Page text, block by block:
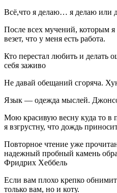
Всё,что я делаю… я делаю или
После всех мучений, которым
везет, что у меня есть работа.
Кто перестал любить и делать
себя заживо
Не давай обещаний сгоряча.
Язык — одежда мыслей.
Мою красивую весну куда то в
я взгрустну, что дождь
Повторное чтение уже
надежный пробный камень
Фридрих Хеббель
Если вам плохо крепко
только вам, но и коту.